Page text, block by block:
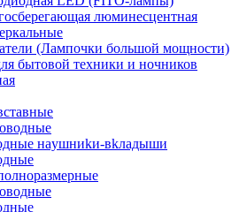
люминесцентная
(Лампочки большой мощности)
бытовой техники и ночников
нayшниkи-вkлaдыши